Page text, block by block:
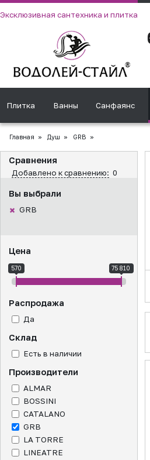
Эксклюзивная сантехника и плитка
Плитка Ванны Санфаянс
Главная » Душ » GRB »
Сравнения
Добавлено к сравнению: 0
Вы выбрали
GRB
Цена
570 75 810
Распродажа
Да
Склад
Есть в наличии
Производители
ALMAR
BOSSINI
CATALANO
GRB
LA TORRE
LINEATRE